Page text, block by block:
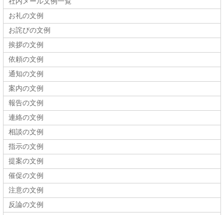
お礼の文例
お詫びの文例
挨拶の文例
依頼の文例
通知の文例
案内の文例
報告の文例
連絡の文例
相談の文例
指示の文例
提案の文例
催促の文例
注意の文例
反論の文例